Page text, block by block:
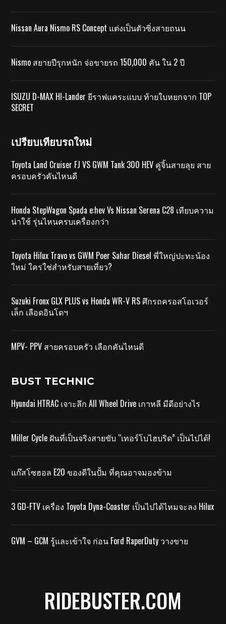
Nissan Aura Nismo RS Concept แต่งเป็นตัวซิ่งสายถนน
Nismo สยายปีรุกหนัก จ่อขายรถ 150,000 คัน ใน 2 ปี
ISUZU D-MAX HI-Lander ยีราฟแคระแบบ ท้ายใบหยกจาก TOP
SECRET
เปรียบเทียบรถใหม่
Toyota Land Cruiser FJ VS GWM Tank 300 HEV คู่จิ้นสายลุย สาย
ครอบครัวคันไหนดี
Honda StepWagon Spada e:hev Vs Nissan Serena C28 เทียบความ
น่าใช้ รุ่นไหนครบเครื่องกว่า
Toyota Hilux Travo vs GWM Poer Sahar Diesel พี่ใหญ่ปะทะน้อง
ใหม่ ใครใช่สำหรับสายเที่ยว?
Suzuki Fronx GLX PLUS vs Honda WR-V RS ศึกรถครอสโอเวอร์
เล็ก เลือดอินโดฯ
MPV- PPV สายครอบครัว เลือกคันไหนดี
BUST TECHNIC
Hyundai HTRAC เจาะลึก All Wheel Drive เกาหลี มีดีอย่างไร
Miller Cycle ฝันที่เป็นจริงสายขับ “เทอร์โบไฮบริด” เป็นไปได้!
แก๊สโซฮอล E20 ของดีในปั้ม ที่คุณอาจมองข้าม
3 GD-FTV เครื่อง Toyota Dyna-Coaster เป็นไปได้ไหมจะลง Hilux
GVM – GCM รู้และเข้าใจ ก่อน Ford RaperDuty วางขาย
RIDEBUSTER.COM